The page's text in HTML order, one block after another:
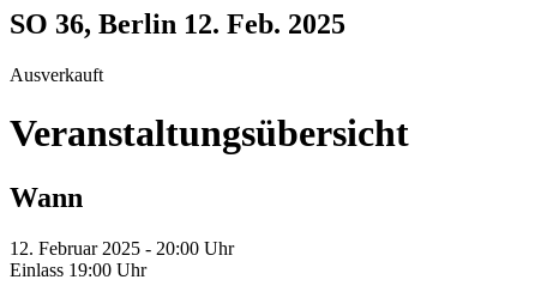
SO 36, Berlin 12. Feb. 2025
Ausverkauft
Veranstaltungsübersicht
Wann
12. Februar 2025 - 20:00 Uhr
Einlass 19:00 Uhr